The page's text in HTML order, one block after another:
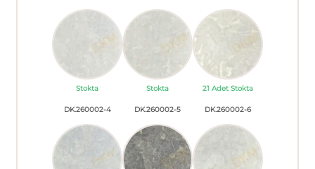
Stokta Stokta 21 Adet Stokta
DK.260002-4 DK.260002-5 DK.260002-6